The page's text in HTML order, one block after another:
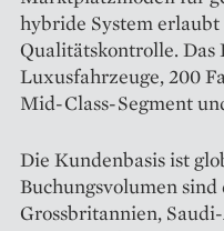
hybride System
Qualitätskontrolle. Das
Luxusfahrzeuge, 200
Mid-Class-Segment
Die Kundenbasis ist
Buchungsvolumen
Grossbritannien,